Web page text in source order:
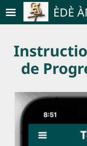
Skip to mainÈDÈ
de